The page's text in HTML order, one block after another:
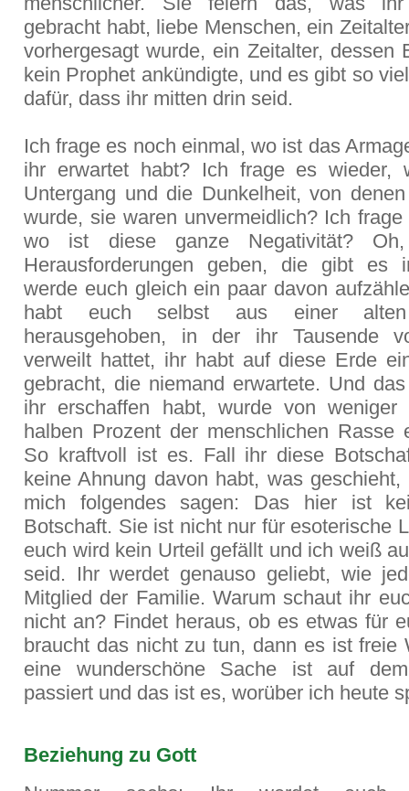
gebracht habt, liebe Menschen, ein
vorhergesagt wurde, ein Zeitalter, dessen
kein Prophet ankündigte, und es gibt so
dafür, dass ihr mitten drin seid.
Ich frage es noch einmal, wo ist das
ihr erwartet habt? Ich frage es wieder,
Untergang und die Dunkelheit, von
wurde, sie waren unvermeidlich? Ich
wo ist diese ganze Negativität?
Herausforderungen geben, die gibt es
werde euch gleich ein paar davon
habt euch selbst aus einer alten
herausgehoben, in der ihr Tausende
verweilt hattet, ihr habt auf diese Erde
gebracht, die niemand erwartete. Und
ihr erschaffen habt, wurde von weniger
halben Prozent der menschlichen Rasse
So kraftvoll ist es. Fall ihr diese
keine Ahnung davon habt, was geschieht,
mich folgendes sagen: Das hier ist
Botschaft. Sie ist nicht nur für esoterische
euch wird kein Urteil gefällt und ich weiß
seid. Ihr werdet genauso geliebt, wie
Mitglied der Familie. Warum schaut ihr
nicht an? Findet heraus, ob es etwas für
braucht das nicht zu tun, dann es ist freie
eine wunderschöne Sache ist auf
passiert und das ist es, worüber ich heute
Beziehung zu Gott